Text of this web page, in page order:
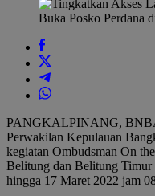
PANGKALPINANG,
Perwakilan Kepulauan
kegiatan Ombudsman On
Belitung dan Belitung Timur
hingga 17 Maret 2022 jam